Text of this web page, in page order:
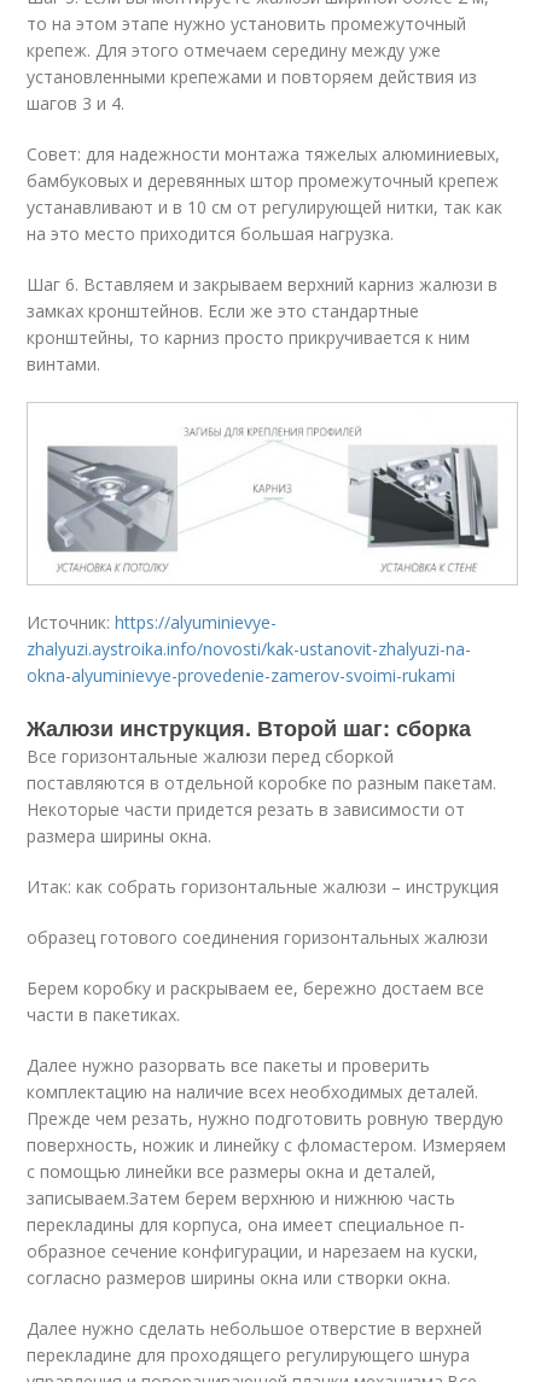
то на этом этапе нужно установить промежуточный
крепеж. Для этого отмечаем середину между уже
установленными крепежами и повторяем действия из
шагов 3 и 4.
Совет: для надежности монтажа тяжелых алюминиевых,
бамбуковых и деревянных штор промежуточный крепеж
устанавливают и в 10 см от регулирующей нитки, так как
на это место приходится большая нагрузка.
Шаг 6. Вставляем и закрываем верхний карниз жалюзи в
замках кронштейнов. Если же это стандартные
кронштейны, то карниз просто прикручивается к ним
винтами.
Источник:https://alyuminievye-
zhalyuzi.aystroika.info/novosti/kak-ustanovit-zhalyuzi-na-
okna-alyuminievye-provedenie-zamerov-svoimi-rukami
Жалюзи инструкция. Второй шаг: сборка
Все горизонтальные жалюзи перед сборкой
поставляются в отдельной коробке по разным пакетам.
Некоторые части придется резать в зависимости от
размера ширины окна.
Итак: как собрать горизонтальные жалюзи – инструкция
образец готового соединения горизонтальных жалюзи
Берем коробку и раскрываем ее, бережно достаем все
части в пакетиках.
Далее нужно разорвать все пакеты и проверить
комплектацию на наличие всех необходимых деталей.
Прежде чем резать, нужно подготовить ровную твердую
поверхность, ножик и линейку с фломастером. Измеряем
с помощью линейки все размеры окна и деталей,
записываем.Затем берем верхнюю и нижнюю часть
перекладины для корпуса, она имеет специальное п-
образное сечение конфигурации, и нарезаем на куски,
согласно размеров ширины окна или створки окна.
Далее нужно сделать небольшое отверстие в верхней
перекладине для проходящего регулирующего шнура